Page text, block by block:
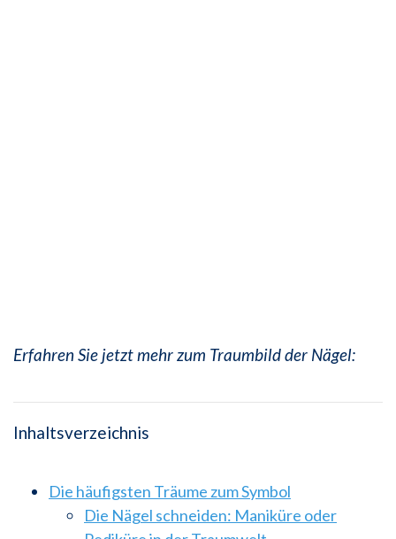
Erfahren Sie jetzt mehr zum Traumbild der Nägel:
Inhaltsverzeichnis
Die häufigsten Träume zum Symbol
Die Nägel schneiden: Maniküre oder